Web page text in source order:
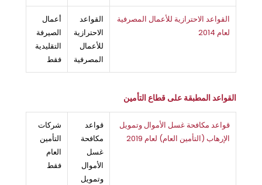
القواعد الاحترازية للأعمال المصرفية
لعام 2014
القواعد
الاحترازية
للأعمال
المصرفية
أعمال
الصيرفة
التقليدية
فقط
القواعد المطبقة على قطاع التأمين
قواعد مكافحة غسل الأموال وتمويل
الإرهاب (التأمين العام) لعام 2019
قواعد
مكافحة
غسل
الأموال
وتمويل
شركات
التأمين
العام
فقط